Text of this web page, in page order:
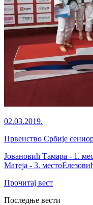
02.03.2019.
Првенство Србије
Јовановић Тамара - 1.
Матеја - 3.
Прочитај вест
Последње вести